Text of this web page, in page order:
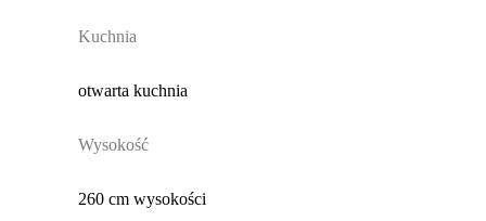
Kuchnia
otwarta kuchnia
Wysokość
260 cm wysokości